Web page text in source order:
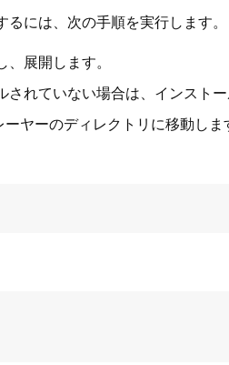
には、次の手順を実行します。
展開します。
れていない場合は、インストー
ヤーのディレクトリに移動しま